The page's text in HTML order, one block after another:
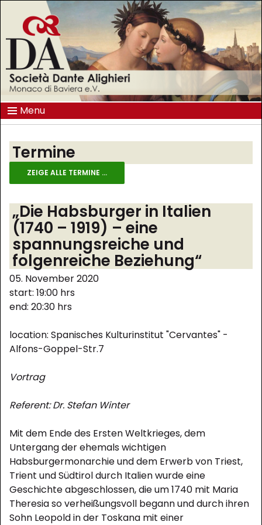
Menu
Termine
ZEIGE ALLE TERMINE ...
„Die Habsburger in Italien
(1740 – 1919) – eine
spannungsreiche und
folgenreiche Beziehung“
05. November 2020
start: 19:00 hrs
end: 20:30 hrs
location: Spanisches Kulturinstitut "Cervantes" -
Alfons-Goppel-Str.7
Vortrag
Referent: Dr. Stefan Winter
Mit dem Ende des Ersten Weltkrieges, dem
Untergang der ehemals wichtigen
Habsburgermonarchie und dem Erwerb von Triest,
Trient und Südtirol durch Italien wurde eine
Geschichte abgeschlossen, die um 1740 mit Maria
Theresia so verheißungsvoll begann und durch ihren
Sohn Leopold in der Toskana mit einer